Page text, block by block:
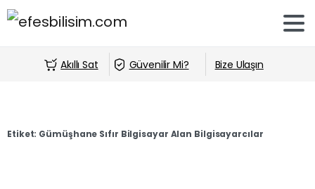
Akıllı Sat Güvenilir Mi? Bize Ulaşın
Etiket: Gümüşhane Sıfır Bilgisayar Alan Bilgisayarcılar